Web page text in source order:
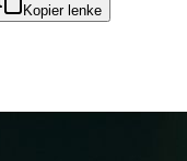
Kopier lenke